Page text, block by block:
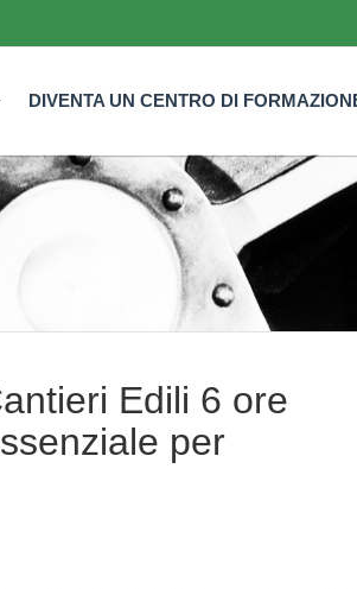
DIVENTA UN CENTRO DI
Edili 6 ore
per